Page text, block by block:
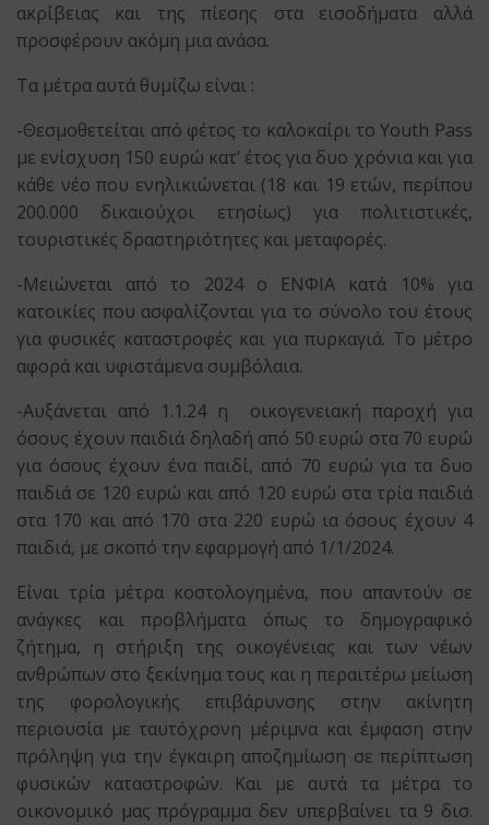
ακρίβειας και της πίεσης στα εισοδήματα αλλά
προσφέρουν ακόμη μια ανάσα.
Τα μέτρα αυτά θυμίζω είναι :
-Θεσμοθετείται από φέτος το καλοκαίρι το Youth Pass
με ενίσχυση 150 ευρώ κατ’ έτος για δυο χρόνια και για
κάθε νέο που ενηλικιώνεται (18 και 19 ετών, περίπου
200.000 δικαιούχοι ετησίως) για πολιτιστικές,
τουριστικές δραστηριότητες και μεταφορές.
-Μειώνεται από το 2024 ο ΕΝΦΙΑ κατά 10% για
κατοικίες που ασφαλίζονται για το σύνολο του έτους
για φυσικές καταστροφές και για πυρκαγιά. Το μέτρο
αφορά και υφιστάμενα συμβόλαια.
-Αυξάνεται από 1.1.24 η οικογενειακή παροχή για
όσους έχουν παιδιά δηλαδή από 50 ευρώ στα 70 ευρώ
για όσους έχουν ένα παιδί, από 70 ευρώ για τα δυο
παιδιά σε 120 ευρώ και από 120 ευρώ στα τρία παιδιά
στα 170 και από 170 στα 220 ευρώ ια όσους έχουν 4
παιδιά, με σκοπό την εφαρμογή από 1/1/2024.
Είναι τρία μέτρα κοστολογημένα, που απαντούν σε
ανάγκες και προβλήματα όπως το δημογραφικό
ζήτημα, η στήριξη της οικογένειας και των νέων
ανθρώπων στο ξεκίνημα τους και η περαιτέρω μείωση
της φορολογικής επιβάρυνσης στην ακίνητη
περιουσία με ταυτόχρονη μέριμνα και έμφαση στην
πρόληψη για την έγκαιρη αποζημίωση σε περίπτωση
φυσικών καταστροφών. Και με αυτά τα μέτρα το
οικονομικό μας πρόγραμμα δεν υπερβαίνει τα 9 δισ.